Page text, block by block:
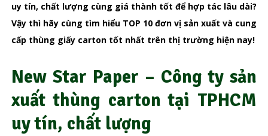
uy tín, chất lượng cùng giá thành tốt để hợp tác lâu dài?
Vậy thì hãy cùng tìm hiểu TOP 10 đơn vị sản xuất và cung
cấp thùng giấy carton tốt nhất trên thị trường hiện nay!
New Star Paper – Công ty sản
xuất thùng carton tại TPHCM
uy tín, chất lượng